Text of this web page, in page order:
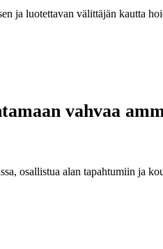
ja luotettavan välittäjän kautta
vahvaa
osallistua alan tapahtumiin ja